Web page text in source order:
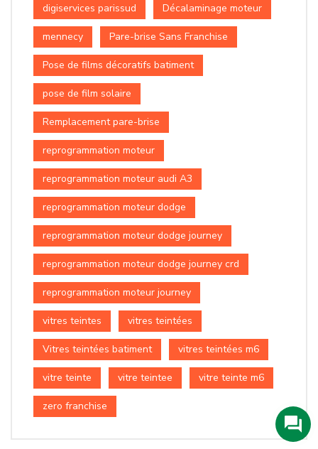
digiservices parissud Décalaminage moteur
mennecy Pare-brise Sans Franchise
Pose de films décoratifs batiment
pose de film solaire
Remplacement pare-brise
reprogrammation moteur
reprogrammation moteur audi A3
reprogrammation moteur dodge
reprogrammation moteur dodge journey
reprogrammation moteur dodge journey crd
reprogrammation moteur journey
vitres teintes vitres teintées
Vitres teintées batiment vitres teintées m6
vitre teinte vitre teintee vitre teinte m6
zero franchise